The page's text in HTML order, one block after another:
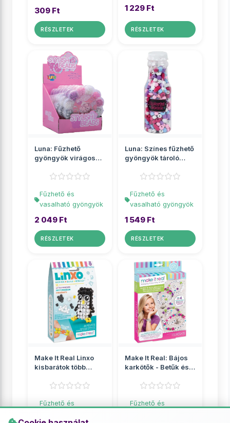
309 Ft
RÉSZLETEK
1 229 Ft
RÉSZLETEK
Luna: Fűzhető
gyöngyök virágos
Fűzhető és
vasalható gyöngyök
2 049 Ft
RÉSZLETEK
Luna: Színes fűzhető
gyöngyök tároló
Fűzhető és
vasalható gyöngyök
1 549 Ft
RÉSZLETEK
Make It Real Linxo
kisbarátok több
Fűzhető és
Make It Real: Bájos
karkötők - Betűk és
Fűzhető és